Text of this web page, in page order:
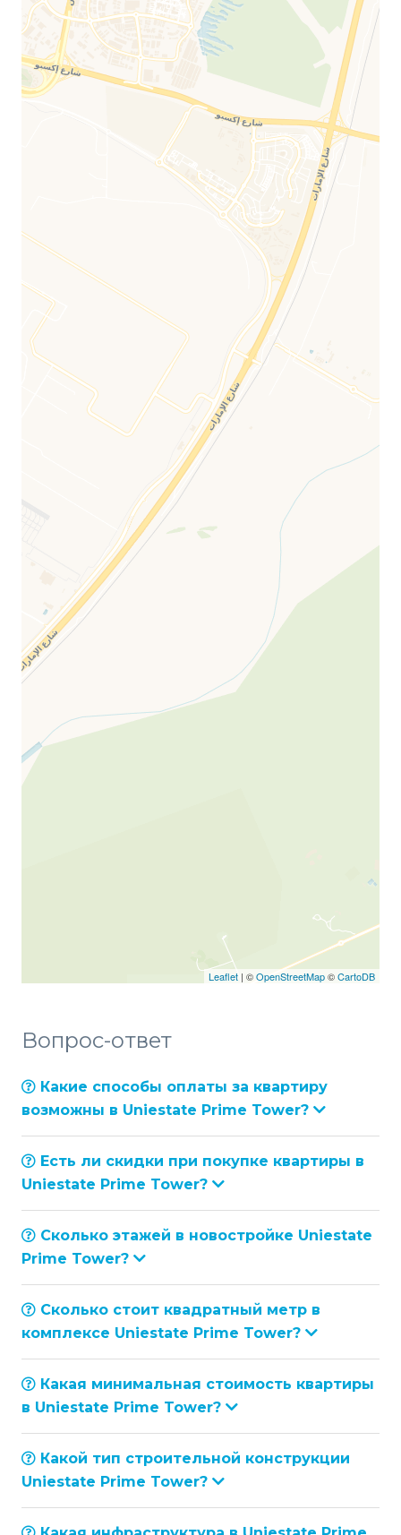
Leaflet | ©OpenStreetMap©CartoDB
Вопрос-ответ
Какие способы оплаты за квартиру
возможны в Uniestate Prime Tower?
Есть ли скидки при покупке квартиры в
Uniestate Prime Tower?
Сколько этажей в новостройке Uniestate
Prime Tower?
Сколько стоит квадратный метр в
комплексе Uniestate Prime Tower?
Какая минимальная стоимость квартиры
в Uniestate Prime Tower?
Какой тип строительной конструкции
Uniestate Prime Tower?